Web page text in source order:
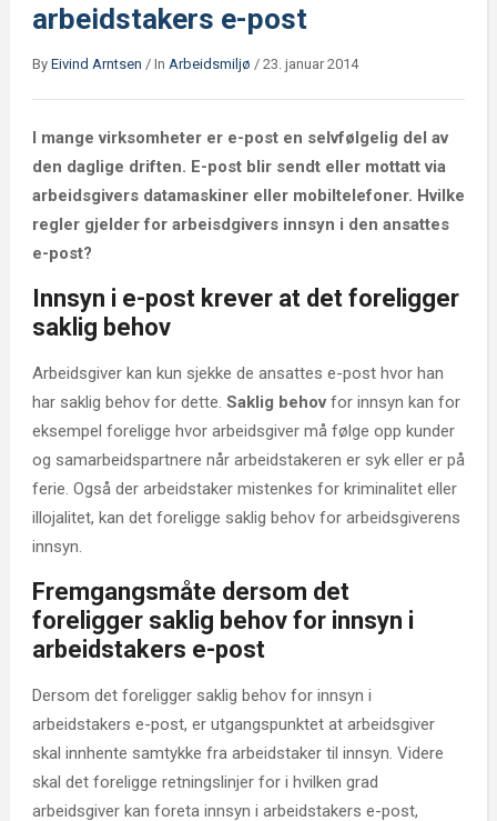
arbeidstakers e-post
By Eivind Arntsen / In Arbeidsmiljø / 23. januar 2014
I mange virksomheter er e-post en selvfølgelig del av
den daglige driften. E-post blir sendt eller mottatt via
arbeidsgivers datamaskiner eller mobiltelefoner. Hvilke
regler gjelder for arbeisdgivers innsyn i den ansattes
e-post?
Innsyn i e-post krever at det foreligger
saklig behov
Arbeidsgiver kan kun sjekke de ansattes e-post hvor han
har saklig behov for dette. Saklig behovfor innsyn kan for
eksempel foreligge hvor arbeidsgiver må følge opp kunder
og samarbeidspartnere når arbeidstakeren er syk eller er på
ferie. Også der arbeidstaker mistenkes for kriminalitet eller
illojalitet, kan det foreligge saklig behov for arbeidsgiverens
innsyn.
Fremgangsmåte dersom det
foreligger saklig behov for innsyn i
arbeidstakers e-post
Dersom det foreligger saklig behov for innsyn i
arbeidstakers e-post, er utgangspunktet at arbeidsgiver
skal innhente samtykke fra arbeidstaker til innsyn. Videre
skal det foreligge retningslinjer for i hvilken grad
arbeidsgiver kan foreta innsyn i arbeidstakers e-post,